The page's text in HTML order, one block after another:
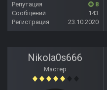
Репутация
8
Сообщений
143
Регистрация
23.10.2020
Nikola0s666
Мастер